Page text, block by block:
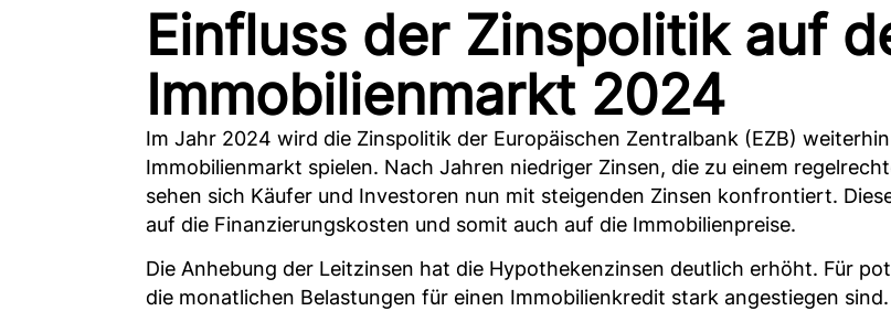
Einfluss der Zinspolitik auf
Immobilienmarkt 2024
Im Jahr 2024 wird die Zinspolitik der Europäischen Zentralbank (EZB)
Immobilienmarkt spielen. Nach Jahren niedriger Zinsen, die zu einem
sehen sich Käufer und Investoren nun mit steigenden Zinsen konfrontiert.
auf die Finanzierungskosten und somit auch auf die Immobilienpreise.
Die Anhebung der Leitzinsen hat die Hypothekenzinsen deutlich erhöht. Für
die monatlichen Belastungen für einen Immobilienkredit stark angestiegen